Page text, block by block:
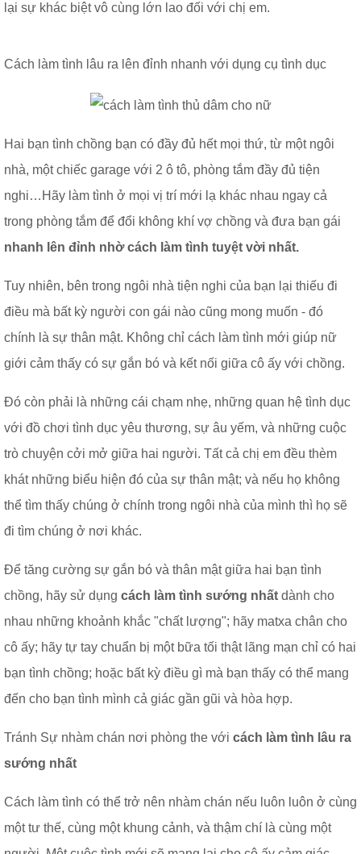
lại sự khác biệt vô cùng lớn lao đối với chị em.
Cách làm tình lâu ra lên đỉnh nhanh với dụng cụ tình dục
Hai bạn tình chồng bạn có đầy đủ hết mọi thứ, từ một ngôi
nhà, một chiếc garage với 2 ô tô, phòng tắm đầy đủ tiện
nghi…Hãy làm tình ở mọi vị trí mới lạ khác nhau ngay cả
trong phòng tắm để đổi không khí vợ chồng và đưa bạn gái
nhanh lên đỉnh nhờ cách làm tình tuyệt vời nhất.
Tuy nhiên, bên trong ngôi nhà tiện nghi của bạn lại thiếu đi
điều mà bất kỳ người con gái nào cũng mong muốn - đó
chính là sự thân mật. Không chỉ cách làm tình mới giúp nữ
giới cảm thấy có sự gắn bó và kết nối giữa cô ấy với chồng.
Đó còn phải là những cái chạm nhẹ, những quan hệ tình dục
với đồ chơi tình dục yêu thương, sự âu yếm, và những cuộc
trò chuyện cởi mở giữa hai người. Tất cả chị em đều thèm
khát những biểu hiện đó của sự thân mật; và nếu họ không
thể tìm thấy chúng ở chính trong ngôi nhà của mình thì họ sẽ
đi tìm chúng ở nơi khác.
Để tăng cường sự gắn bó và thân mật giữa hai bạn tình
chồng, hãy sử dụng cách làm tình sướng nhất dành cho
nhau những khoảnh khắc "chất lượng"; hãy matxa chân cho
cô ấy; hãy tự tay chuẩn bị một bữa tối thật lãng mạn chỉ có hai
bạn tình chồng; hoặc bất kỳ điều gì mà bạn thấy có thể mang
đến cho bạn tình mình cả giác gần gũi và hòa hợp.
Tránh Sự nhàm chán nơi phòng the với cách làm tình lâu ra
sướng nhất
Cách làm tình có thể trở nên nhàm chán nếu luôn luôn ở cùng
một tư thế, cùng một khung cảnh, và thậm chí là cùng một